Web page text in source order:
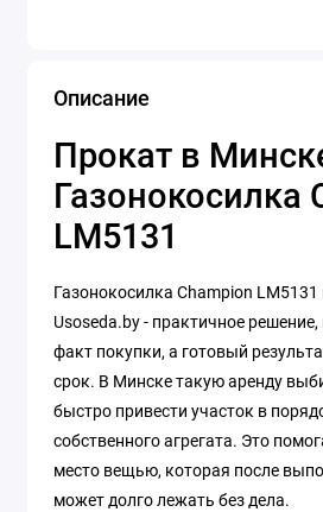
Описание
Прокат в
Газонокосилка
LM5131
Газонокосилка Champion LM5131
Usoseda.by - практичное
факт покупки, а готовый
срок. В Минске такую аренду
быстро привести участок в
собственного агрегата. Это
место вещью, которая после
может долго лежать без дела.